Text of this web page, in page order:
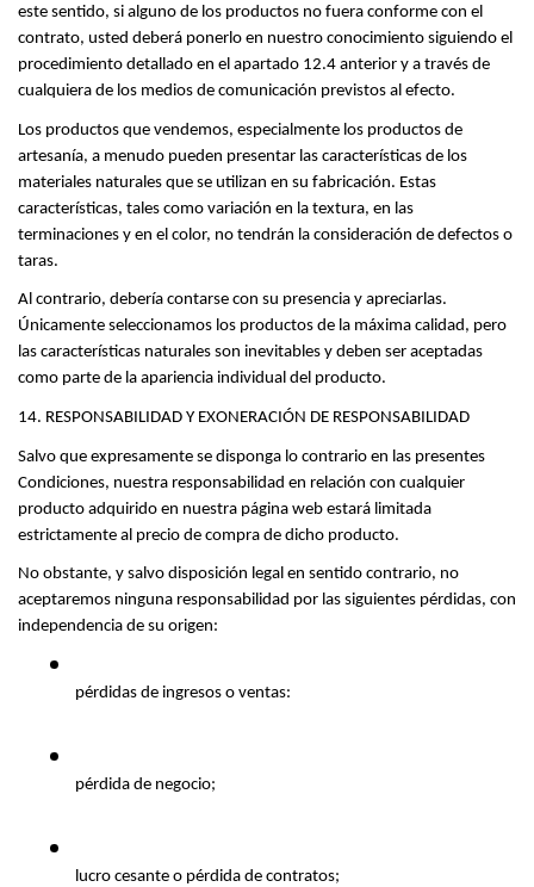
este sentido, si alguno de los productos no fuera conforme con el
contrato, usted deberá ponerlo en nuestro conocimiento siguiendo el
procedimiento detallado en el apartado 12.4 anterior y a través de
cualquiera de los medios de comunicación previstos al efecto.
Los productos que vendemos, especialmente los productos de
artesanía, a menudo pueden presentar las características de los
materiales naturales que se utilizan en su fabricación. Estas
características, tales como variación en la textura, en las
terminaciones y en el color, no tendrán la consideración de defectos o
taras.
Al contrario, debería contarse con su presencia y apreciarlas.
Únicamente seleccionamos los productos de la máxima calidad, pero
las características naturales son inevitables y deben ser aceptadas
como parte de la apariencia individual del producto.
14. RESPONSABILIDAD Y EXONERACIÓN DE RESPONSABILIDAD
Salvo que expresamente se disponga lo contrario en las presentes
Condiciones, nuestra responsabilidad en relación con cualquier
producto adquirido en nuestra página web estará limitada
estrictamente al precio de compra de dicho producto.
No obstante, y salvo disposición legal en sentido contrario, no
aceptaremos ninguna responsabilidad por las siguientes pérdidas, con
independencia de su origen:
pérdidas de ingresos o ventas:
pérdida de negocio;
lucro cesante o pérdida de contratos;